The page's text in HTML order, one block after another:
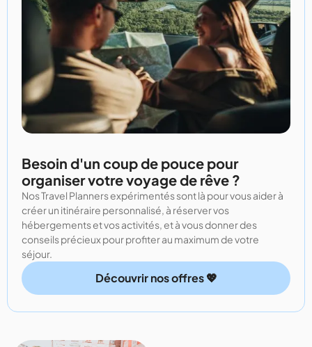
Besoin d'un coup de pouce pour
organiser votre voyage de rêve ?
Nos Travel Planners expérimentés sont là pour vous aider à
créer un itinéraire personnalisé, à réserver vos
hébergements et vos activités, et à vous donner des
conseils précieux pour profiter au maximum de votre
séjour.
Découvrir nos offres 💖